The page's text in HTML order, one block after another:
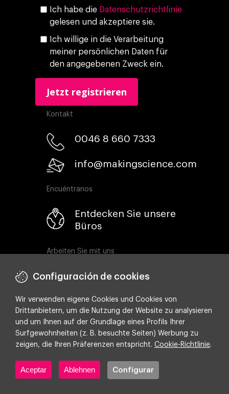
Ich habe die Datenschutzrichtlinie
gelesen und akzeptiere sie.
Ich willige in die Verarbeitung
meiner persönlichen Daten für
den angegebenen Zweck ein.
Kontakt
0046 8 660 7333​
info@makingscience.com
Encuéntranos
Entdecken Sie unsere
Büros
Arbeiten Sie mit uns
Entdecken Sie unsere
Cookie-Politik
Configuración de cookies
Wir verwenden eigene Cookies und Cookies von
Drittanbietern, um die Nutzung der Website zu analysieren
und um Ihnen auf der Grundlage eines Profils Ihrer
Surfgewohnheiten (z. B. besuchte Seiten) Werbung zu
zeigen, die Ihren Präferenzen entspricht. Cookie-Richtlinie.
Aceptar Ablehnen Configurar